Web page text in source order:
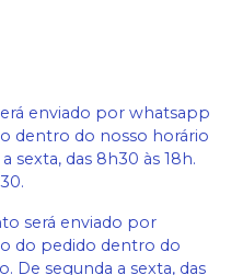
enviado por whatsapp
dentro do nosso horário
sexta, das 8h30 às 18h.
será enviado por
do pedido dentro do
De segunda a sexta, das